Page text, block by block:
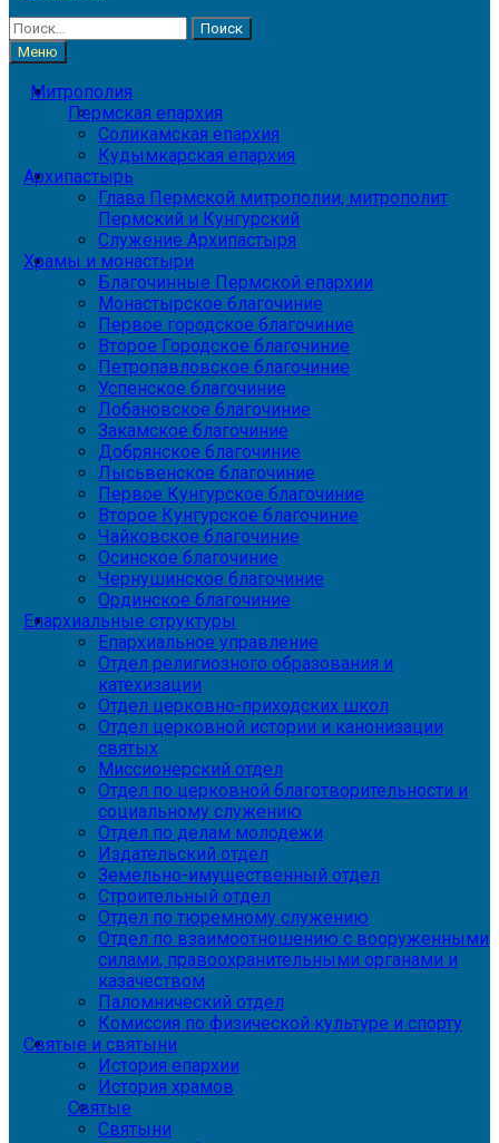
Найти:
Меню
Митрополия
Пермская епархия
Соликамская епархия
Кудымкарская епархия
Архипастырь
Глава Пермской митрополии, митрополит
Пермский и Кунгурский
Служение Архипастыря
Храмы и монастыри
Благочинные Пермской епархии
Монастырское благочиние
Первое городское благочиние
Второе Городское благочиние
Петропавловское благочиние
Успенское благочиние
Лобановское благочиние
Закамское благочиние
Добрянское благочиние
Лысьвенское благочиние
Первое Кунгурское благочиние
Второе Кунгурское благочиние
Чайковское благочиние
Осинское благочиние
Чернушинское благочиние
Ординское благочиние
Епархиальные структуры
Епархиальное управление
Отдел религиозного образования и
катехизации
Отдел церковно-приходских школ
Отдел церковной истории и канонизации
святых
Миссионерский отдел
Отдел по церковной благотворительности и
социальному служению
Отдел по делам молодежи
Издательский отдел
Земельно-имущественный отдел
Строительный отдел
Отдел по тюремному служению
Отдел по взаимоотношению с вооруженными
силами, правоохранительными органами и
казачеством
Паломнический отдел
Комиссия по физической культуре и спорту
Святые и святыни
История епархии
История храмов
Святые
Святыни